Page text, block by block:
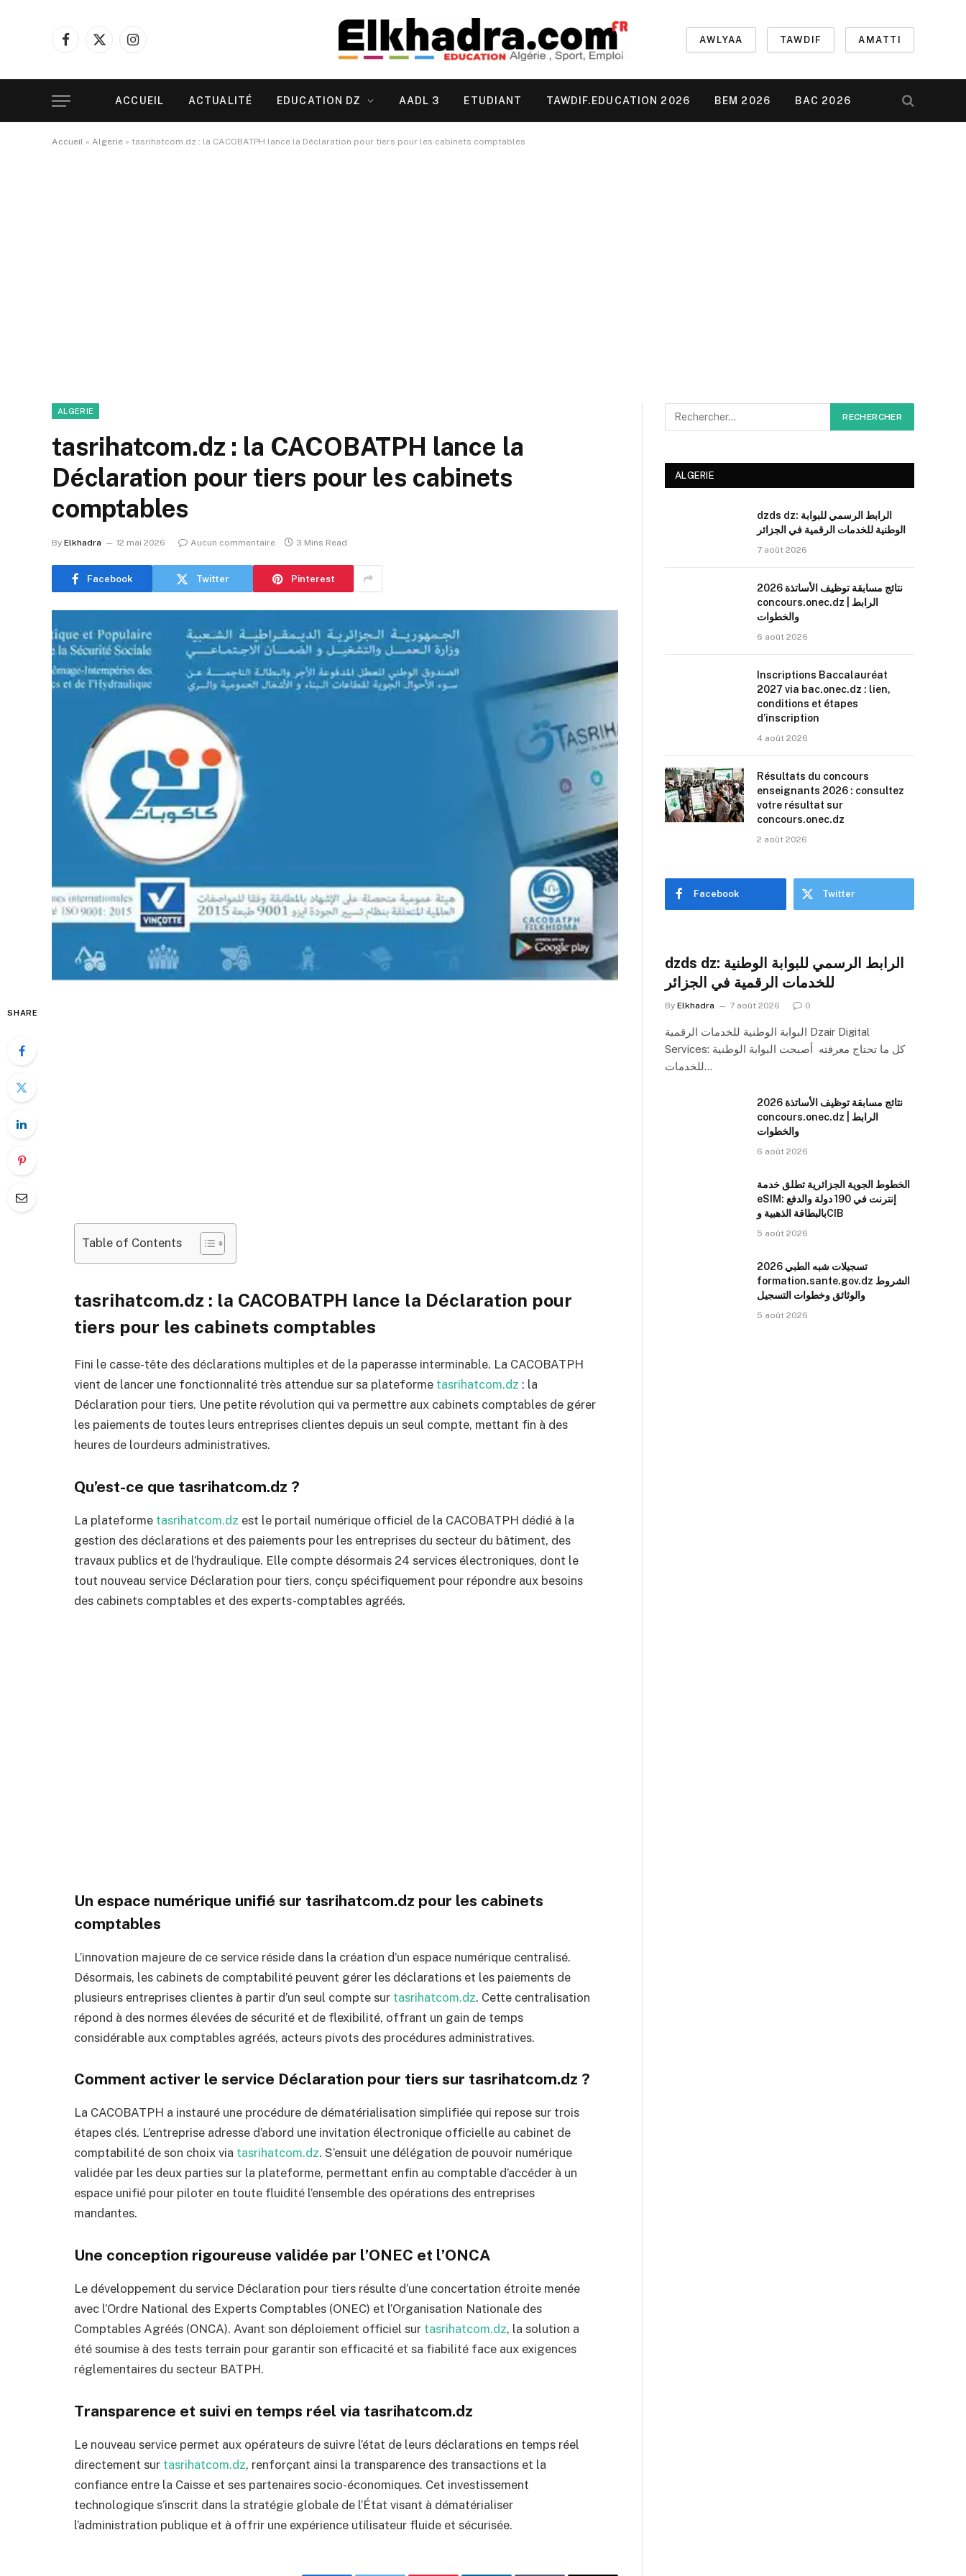
Facebook
X
Instagram
AWLYAA TAWDIF AMATTI
ACCUEIL ACTUALITÉ EDUCATION DZ AADL 3 ETUDIANT TAWDIF.EDUCATION 2026 BEM 2026 BAC 2026
Accueil » Algerie » tasrihatcom.dz : la CACOBATPH lance la Déclaration pour tiers pour les cabinets comptables
ALGERIE
tasrihatcom.dz : la CACOBATPH lance la
Déclaration pour tiers pour les cabinets
comptables
By Elkhadra 12 mai 2026 Aucun commentaire 3 Mins Read
Facebook Twitter Pinterest
SHARE
Table of Contents
tasrihatcom.dz : la CACOBATPH lance la Déclaration pour
tiers pour les cabinets comptables
Fini le casse-tête des déclarations multiples et de la paperasse interminable. La CACOBATPH
vient de lancer une fonctionnalité très attendue sur sa plateforme tasrihatcom.dz : la
Déclaration pour tiers. Une petite révolution qui va permettre aux cabinets comptables de gérer
les paiements de toutes leurs entreprises clientes depuis un seul compte, mettant fin à des
heures de lourdeurs administratives.
Qu’est-ce que tasrihatcom.dz ?
La plateforme tasrihatcom.dz est le portail numérique officiel de la CACOBATPH dédié à la
gestion des déclarations et des paiements pour les entreprises du secteur du bâtiment, des
travaux publics et de l’hydraulique. Elle compte désormais 24 services électroniques, dont le
tout nouveau service Déclaration pour tiers, conçu spécifiquement pour répondre aux besoins
des cabinets comptables et des experts-comptables agréés.
Un espace numérique unifié sur tasrihatcom.dz pour les cabinets
comptables
L’innovation majeure de ce service réside dans la création d’un espace numérique centralisé.
Désormais, les cabinets de comptabilité peuvent gérer les déclarations et les paiements de
plusieurs entreprises clientes à partir d’un seul compte sur tasrihatcom.dz. Cette centralisation
répond à des normes élevées de sécurité et de flexibilité, offrant un gain de temps
considérable aux comptables agréés, acteurs pivots des procédures administratives.
Comment activer le service Déclaration pour tiers sur tasrihatcom.dz ?
La CACOBATPH a instauré une procédure de dématérialisation simplifiée qui repose sur trois
étapes clés. L’entreprise adresse d’abord une invitation électronique officielle au cabinet de
comptabilité de son choix via tasrihatcom.dz. S’ensuit une délégation de pouvoir numérique
validée par les deux parties sur la plateforme, permettant enfin au comptable d’accéder à un
espace unifié pour piloter en toute fluidité l’ensemble des opérations des entreprises
mandantes.
Une conception rigoureuse validée par l’ONEC et l’ONCA
Le développement du service Déclaration pour tiers résulte d’une concertation étroite menée
avec l’Ordre National des Experts Comptables (ONEC) et l’Organisation Nationale des
Comptables Agréés (ONCA). Avant son déploiement officiel sur tasrihatcom.dz, la solution a
été soumise à des tests terrain pour garantir son efficacité et sa fiabilité face aux exigences
réglementaires du secteur BATPH.
Transparence et suivi en temps réel via tasrihatcom.dz
Le nouveau service permet aux opérateurs de suivre l’état de leurs déclarations en temps réel
directement sur tasrihatcom.dz, renforçant ainsi la transparence des transactions et la
confiance entre la Caisse et ses partenaires socio-économiques. Cet investissement
technologique s’inscrit dans la stratégie globale de l’État visant à dématérialiser
l’administration publique et à offrir une expérience utilisateur fluide et sécurisée.
ALGERIE
dzds dz: الرابط الرسمي للبوابة
الوطنية للخدمات الرقمية في الجزائر
7 août 2026
نتائج مسابقة توظيف الأساتذة 2026
concours.onec.dz | الرابط
والخطوات
6 août 2026
Inscriptions Baccalauréat
2027 via bac.onec.dz : lien,
conditions et étapes
d’inscription
4 août 2026
Résultats du concours
enseignants 2026 : consultez
votre résultat sur
concours.onec.dz
2 août 2026
Facebook Twitter
dzds dz: الرابط الرسمي للبوابة الوطنية
للخدمات الرقمية في الجزائر
By Elkhadra 7 août 2026 0
البوابة الوطنية للخدمات الرقمية Dzair Digital
Services: كل ما تحتاج معرفته أصبحت البوابة الوطنية
للخدمات…
نتائج مسابقة توظيف الأساتذة 2026
concours.onec.dz | الرابط
والخطوات
6 août 2026
الخطوط الجوية الجزائرية تطلق خدمة
eSIM: إنترنت في 190 دولة والدفع
بالبطاقة الذهبية وCIB
5 août 2026
تسجيلات شبه الطبي 2026
formation.sante.gov.dz الشروط
والوثائق وخطوات التسجيل
5 août 2026